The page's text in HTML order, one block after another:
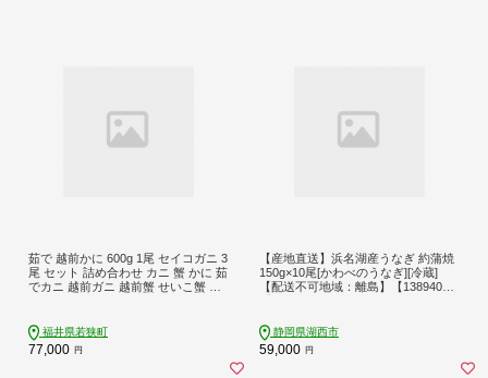
茹で 越前かに 600g 1尾 セイコガニ 3
尾 セット 詰め合わせ カニ 蟹 かに 茹
でカニ 越前ガニ 越前蟹 せいこ蟹 カ
福井県若狭町
77,000 円
【産地直送】浜名湖産うなぎ 約蒲焼
150g×10尾[かわべのうなぎ][冷蔵]
【配送不可地域：離島】【138940
静岡県湖西市
59,000 円